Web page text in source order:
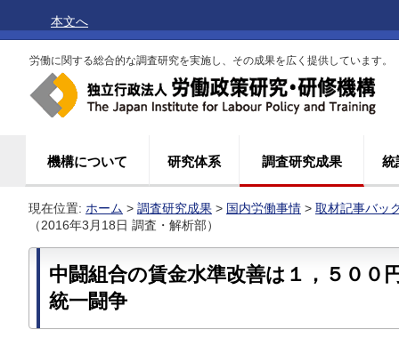
本文へ
労働に関する総合的な調査研究を実施し、その成果を広く提供しています。
機構について 研究体系 調査研究成果 統
現在位置: ホーム > 調査研究成果 > 国内労働事情 > 取材記事バッ
（2016年3月18日 調査・解析部）
中闘組合の賃金水準改善は１，５００
統一闘争